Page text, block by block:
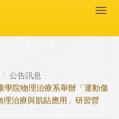
公告訊息
學院物理治療系舉辦「運動傷
治療與肌貼應用」研習營